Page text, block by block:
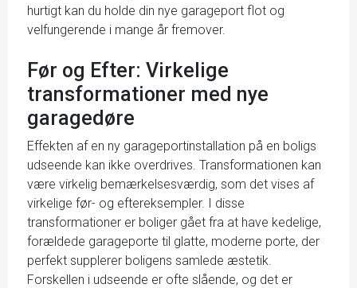
hurtigt kan du holde din nye garageport flot og
velfungerende i mange år fremover.
Før og Efter: Virkelige
transformationer med nye
garagedøre
Effekten af en ny garageportinstallation på en boligs
udseende kan ikke overdrives. Transformationen kan
være virkelig bemærkelsesværdig, som det vises af
virkelige før- og eftereksempler. I disse
transformationer er boliger gået fra at have kedelige,
forældede garageporte til glatte, moderne porte, der
perfekt supplerer boligens samlede æstetik.
Forskellen i udseende er ofte slående, og det er